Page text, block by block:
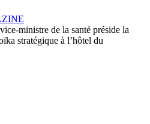
ministre de la santé préside la
stratégique à l’hôtel du